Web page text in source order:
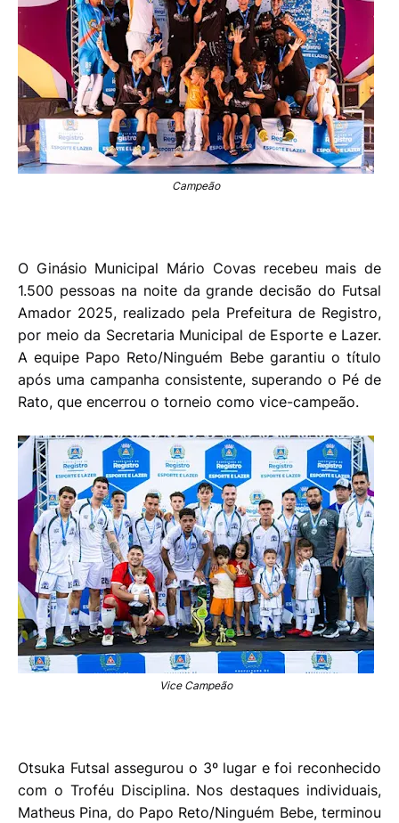
Campeão
O Ginásio Municipal Mário Covas recebeu mais de
1.500 pessoas na noite da grande decisão do Futsal
Amador 2025, realizado pela Prefeitura de Registro,
por meio da Secretaria Municipal de Esporte e Lazer.
A equipe Papo Reto/Ninguém Bebe garantiu o título
após uma campanha consistente, superando o Pé de
Rato, que encerrou o torneio como vice-campeão.
Vice Campeão
Otsuka Futsal assegurou o 3º lugar e foi reconhecido
com o Troféu Disciplina. Nos destaques individuais,
Matheus Pina, do Papo Reto/Ninguém Bebe, terminou